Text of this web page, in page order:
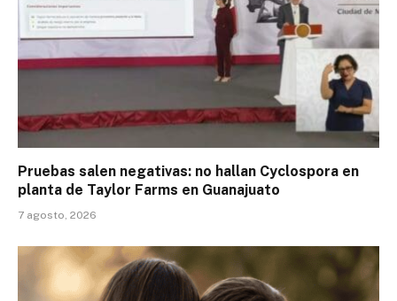
Pruebas salen negativas: no hallan Cyclospora en
planta de Taylor Farms en Guanajuato
7 agosto, 2026